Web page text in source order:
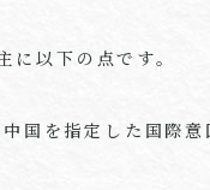
に以下の点です。
国を指定した国際